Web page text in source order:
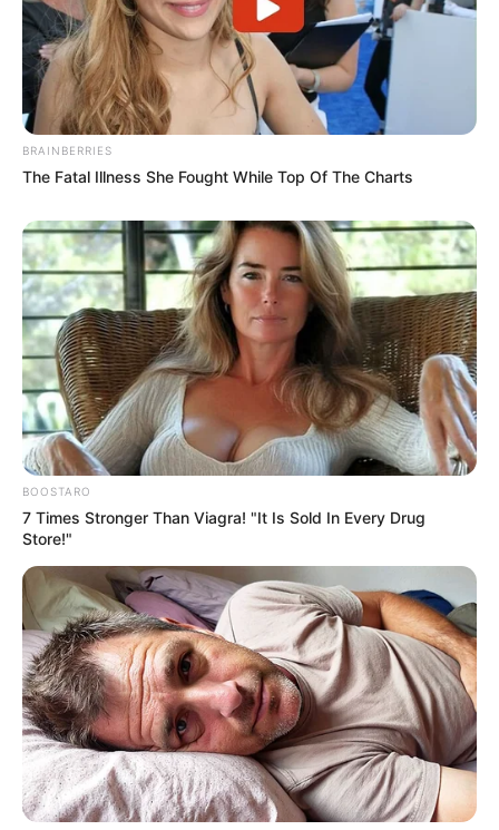
BRAINBERRIES
The Fatal Illness She Fought While Top Of The Charts
BOOSTARO
7 Times Stronger Than Viagra! "It Is Sold In Every Drug
Store!"